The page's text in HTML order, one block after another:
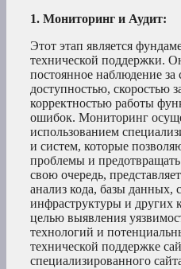
1. Мониторинг и Аудит:
Этот этап является
технической поддержки.
постоянное наблюдение за
доступностью, скоростью
корректностью работы
ошибок. Мониторинг
использованием
и систем, которые
проблемы и
свою очередь,
анализ кода, базы данных,
инфраструктуры и других
целью выявления
технологий и
технической поддержке
специализированного